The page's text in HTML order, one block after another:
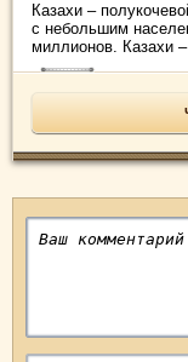
Казахи –
с небольшим
миллионов. Казахи